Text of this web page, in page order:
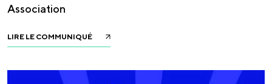
Association
LIRE LE COMMUNIQUÉ